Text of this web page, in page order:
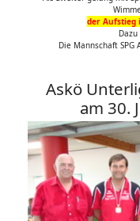
der Aufstieg
Die Mannschaft
Askö
am 30.